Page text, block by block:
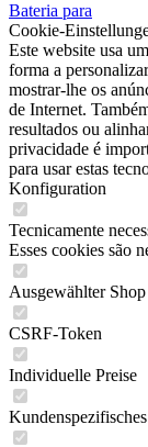
Bateria para
Cookie-
Este website usa
forma a
mostrar-lhe os
de Internet.
resultados ou
privacidade é
para usar estas
Konfiguration
Tecnicamente
Esses cookies são
Ausgewählter Shop
CSRF-Token
Individuelle Preise